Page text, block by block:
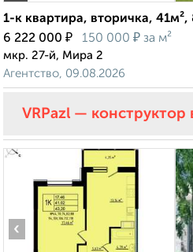
1-к квартира, вторичка, 41м²,
6 222 000 ₽ 150 000 ₽ за м²
мкр. 27-й, Мира 2
Агентство, 09.08.2026
VRPazl — конструктор
‹